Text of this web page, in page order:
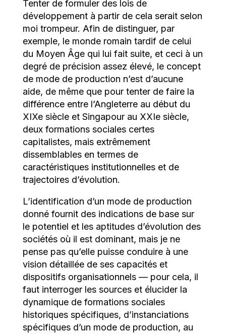
Tenter de formuler des lois de
développement à partir de cela serait selon
moi trompeur. Afin de distinguer, par
exemple, le monde romain tardif de celui
du Moyen Âge qui lui fait suite, et ceci à un
degré de précision assez élevé, le concept
de mode de production n’est d’aucune
aide, de même que pour tenter de faire la
différence entre l’Angleterre au début du
XIXe siècle et Singapour au XXIe siècle,
deux formations sociales certes
capitalistes, mais extrêmement
dissemblables en termes de
caractéristiques institutionnelles et de
trajectoires d’évolution.
L’identification d’un mode de production
donné fournit des indications de base sur
le potentiel et les aptitudes d’évolution des
sociétés où il est dominant, mais je ne
pense pas qu’elle puisse conduire à une
vision détaillée de ses capacités et
dispositifs organisationnels — pour cela, il
faut interroger les sources et élucider la
dynamique de formations sociales
historiques spécifiques, d’instanciations
spécifiques d’un mode de production, au